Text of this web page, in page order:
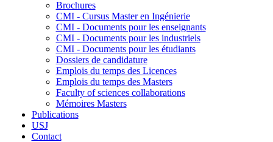
Brochures
CMI - Cursus Master en Ingénierie
CMI - Documents pour les enseignants
CMI - Documents pour les industriels
CMI - Documents pour les étudiants
Dossiers de candidature
Emplois du temps des Licences
Emplois du temps des Masters
Faculty of sciences collaborations
Mémoires Masters
Publications
USJ
Contact